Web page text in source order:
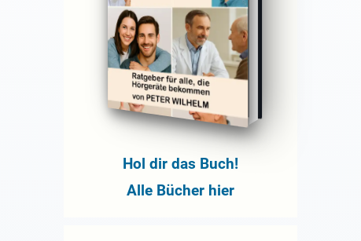
Hol dir das Buch!
Alle Bücher hier